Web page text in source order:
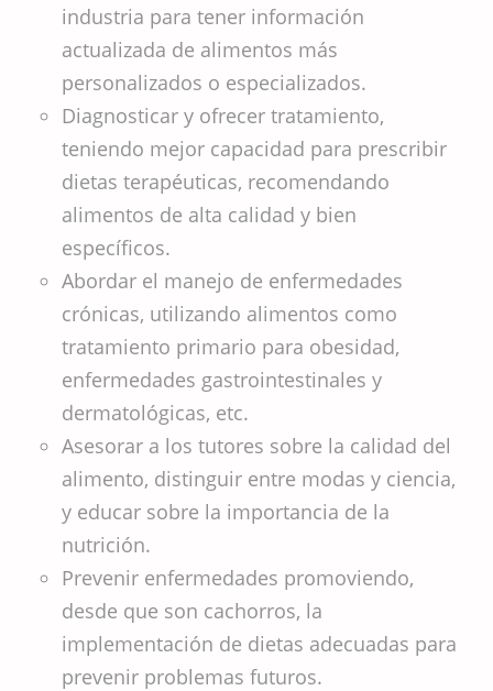
industria para tener información
actualizada de alimentos más
personalizados o especializados.
Diagnosticar y ofrecer tratamiento,
teniendo mejor capacidad para prescribir
dietas terapéuticas, recomendando
alimentos de alta calidad y bien
específicos.
Abordar el manejo de enfermedades
crónicas, utilizando alimentos como
tratamiento primario para obesidad,
enfermedades gastrointestinales y
dermatológicas, etc.
Asesorar a los tutores sobre la calidad del
alimento, distinguir entre modas y ciencia,
y educar sobre la importancia de la
nutrición.
Prevenir enfermedades promoviendo,
desde que son cachorros, la
implementación de dietas adecuadas para
prevenir problemas futuros.